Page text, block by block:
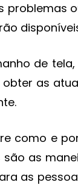
problemas
de
as
como e
as
as